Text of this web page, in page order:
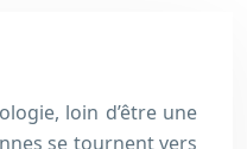
loin d’être une
se tournent vers